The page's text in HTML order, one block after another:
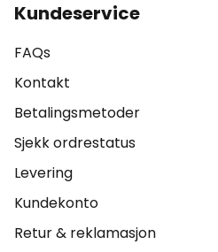
Kundeservice
FAQs
Kontakt
Betalingsmetoder
Sjekk ordrestatus
Levering
Kundekonto
Retur & reklamasjon